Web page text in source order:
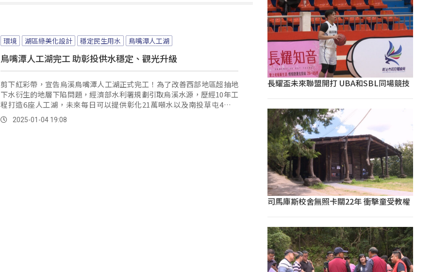
環境 湖區綠美化設計 穩定民生用水 鳥嘴潭人工湖
鳥嘴潭人工湖完工 助彰投供水穩定、觀光升級
剪下紅彩帶，宣告烏溪鳥嘴潭人工湖正式完工！為了改善西部地區超抽地
下水衍生的地層下陷問題，經濟部水利署規劃引取烏溪水源，歷經10年工
程打造6座人工湖，未來每日可以提供彰化21萬噸水以及南投草屯4萬噸
水。2025-01-04 19:08
長耀盃未來聯盟開打 UBA和SBL同場競技
司馬庫斯校舍無照卡關22年 衝擊童受教權